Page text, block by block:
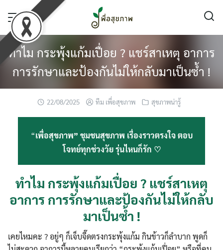
content
ทำไม กระพุ้งแก้มเปื่อย ? แชร์สาเหตุ อาการ
การรักษาและป้องกันไม่ให้กลับมาเป็นซ้ำ !
22/08/2025 ทีม เพื่อสุขภาพ สุขภาพน่ารู้
“เพื่อสุขภาพ” ชุมชนสุขภาพ เรื่องราวตรงใจ ตอบ
โจทย์ทุกช่วงวัย รุ่นไหนก็รัก ♡
ทำไม กระพุ้งแก้มเปื่อย ? แชร์สาเหตุ
อาการ การรักษาและป้องกันไม่ให้กลับ
มาเป็นซ้ำ !
เคยไหมคะ ? อยู่ๆ ก็เจ็บจี๊ดตรงกระพุ้งแก้ม กินข้าวก็ลำบาก พูดก็